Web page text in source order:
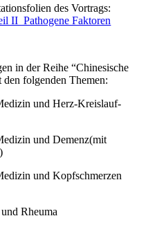
des Vortrags:
II_Pathogene Faktoren
in der Reihe “Chinesische
folgenden Themen:
und Herz-Kreislauf-
und Demenz(mit
und Kopfschmerzen
Rheuma